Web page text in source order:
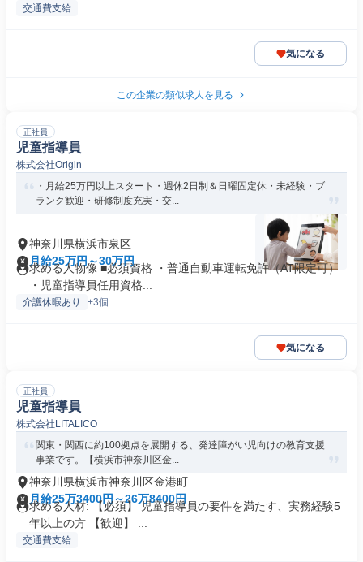
交通費支給
気になる
この企業の類似求人を見る
正社員
児童指導員
株式会社Origin
・月給25万円以上スタート・週休2日制＆日曜固定休・未経験・ブ
ランク歓迎・研修制度充実・交...
神奈川県横浜市泉区
月給25万円～30万円
求める人物像 ■必須資格 ・普通自動車運転免許（AT限定可）
・児童指導員任用資格...
介護休暇あり +3個
気になる
正社員
児童指導員
株式会社LITALICO
関東・関西に約100拠点を展開する、発達障がい児向けの教育支援
事業です。【横浜市神奈川区金...
神奈川県横浜市神奈川区金港町
月給25万3400円～26万8400円
求める人材: 【必須】 児童指導員の要件を満たす、実務経験5
年以上の方 【歓迎】 ...
交通費支給